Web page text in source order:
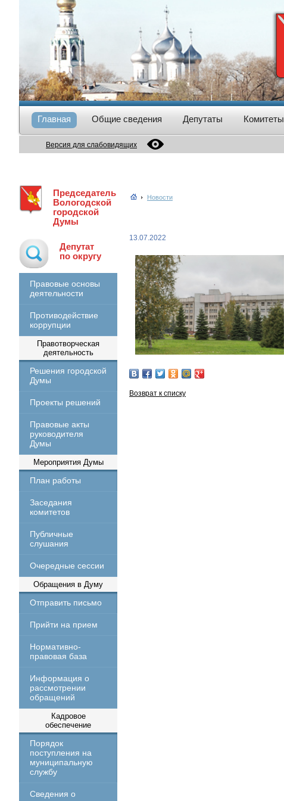
Главная Общие сведения Депутаты Комитеты
Версия для слабовидящих
Председатель
Вологодской
городской
Думы
Депутат
по округу
Правовые основы
деятельности
Противодействие
коррупции
Правотворческая
деятельность
Решения городской
Думы
Проекты решений
Правовые акты
руководителя
Думы
Мероприятия Думы
План работы
Заседания
комитетов
Публичные
слушания
Очередные сессии
Обращения в Думу
Отправить письмо
Прийти на прием
Нормативно-
правовая база
Информация о
рассмотрении
обращений
Кадровое
обеспечение
Порядок
поступления на
муниципальную
службу
Сведения о
Новости
13.07.2022
Возврат к списку